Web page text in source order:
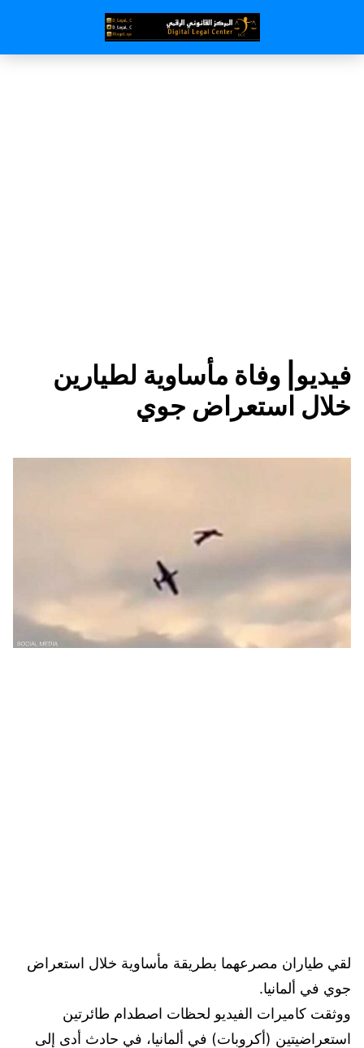
فيديو| وفاة مأساوية لطيارين
خلال استعراض جوي
لقي طياران مصرعهما بطريقة مأساوية خلال استعراض
جوي في ألمانيا.
ووثقت كاميرات الفيديو لحظات اصطدام طائرتين
استعراضيتين (أكروبات) في ألمانيا، في حادث أدى إلى